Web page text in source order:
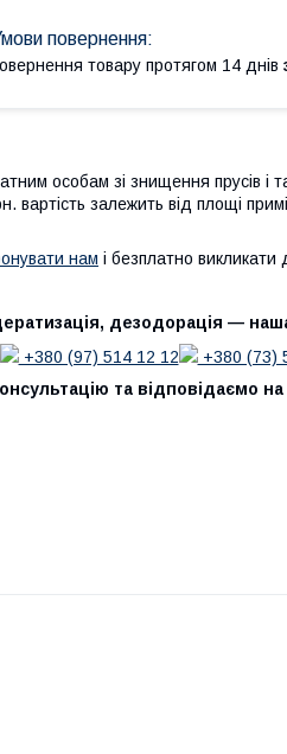
товару протягом 14 днів
особам зі знищення прусів і
вартість залежить від площі
нам і безплатно
дезодорація — наша
+380 (97) 514 12 12
+380 (73)
та відповідаємо на